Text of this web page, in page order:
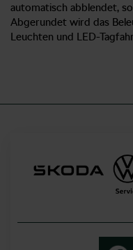
automatisch abblendet,
Abgerundet wird das
Leuchten und LED-